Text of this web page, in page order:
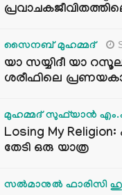
സൈനബ് മുഹമ്മദ്
യാ സയ്യിദീ യാ
ശരീഫിലെ
മുഹമ്മദ് സുഫ്‌യാൻ
Losing My
തേടി ഒരു യാത്ര
സൽമാനുൽ ഫാരിസി